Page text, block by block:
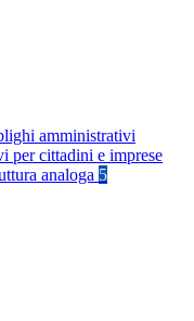
amministrativi
per cittadini e imprese
analoga 5